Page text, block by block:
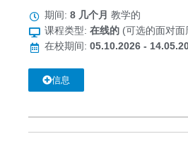
期间: 8 几个月 教学的
课程类型: 在线的(可选的面对面
在校期间: 05.10.2026 -
信息